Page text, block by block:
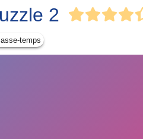
2
temps